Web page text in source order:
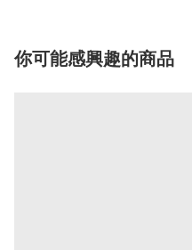
你可能感興趣的商品